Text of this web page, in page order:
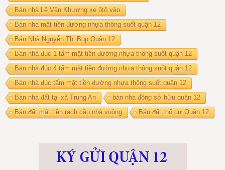
Bán nhà Lê Văn Khương xe ôtô vào
Bán nhà mặt tiền đường nhựa thông suốt quận 12
Bán Nhà Nguyễn Thị Bụp Quận 12
Bán nhà đúc 1 tấm mặt tiền đường nhựa thông suốt quận 12
Bán nhà đúc 4 tấm mặt tiền đường nhựa thông suốt quận 12
Bán nhà đúc tấm mặt tiền đường nhựa thông suốt quận 12
Bán nhà đất tại xã Trung An
bán nhà đồng sở hữu quận 12
Bán đất mặt tiền rạch cầu nhà vuông
Bán đất thổ cư Quận 12